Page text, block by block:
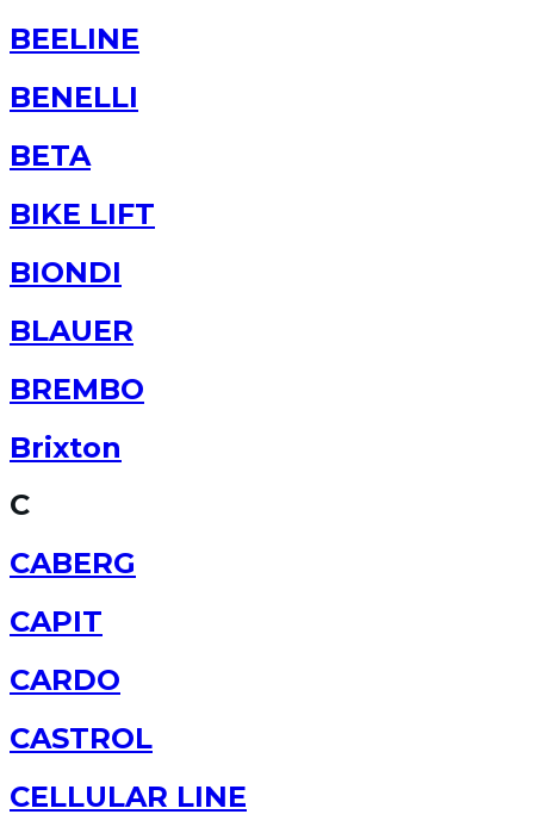
BEELINE
BENELLI
BETA
BIKE LIFT
BIONDI
BLAUER
BREMBO
Brixton
C
CABERG
CAPIT
CARDO
CASTROL
CELLULAR LINE